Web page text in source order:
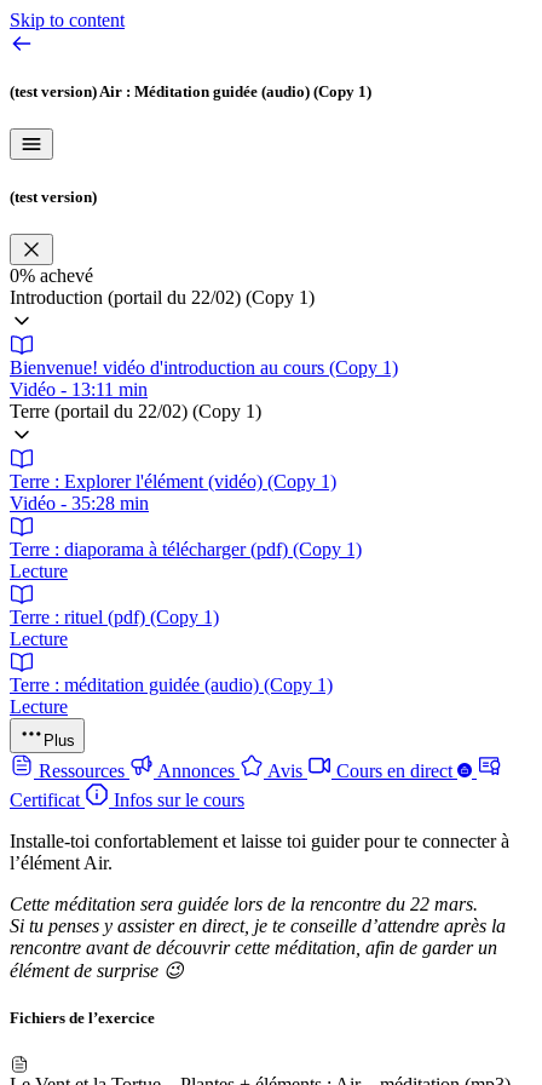
Skip to content
(test version)Air : Méditation guidée (audio) (Copy 1)
(test version)
0% achevé
Introduction (portail du 22/02) (Copy 1)
Bienvenue! vidéo d'introduction au cours (Copy 1)
Vidéo - 13:11 min
Terre (portail du 22/02) (Copy 1)
Terre : Explorer l'élément (vidéo) (Copy 1)
Vidéo - 35:28 min
Terre : diaporama à télécharger (pdf) (Copy 1)
Lecture
Terre : rituel (pdf) (Copy 1)
Lecture
Terre : méditation guidée (audio) (Copy 1)
Lecture
Plus
Ressources Annonces Avis
Cours en direct
Certificat
Infos sur le cours
Installe-toi confortablement et laisse toi guider pour te connecter à
l’élément Air.
Cette méditation sera guidée lors de la rencontre du 22 mars.
Si tu penses y assister en direct, je te conseille d’attendre après la
rencontre avant de découvrir cette méditation, afin de garder un
élément de surprise 😉
Fichiers de l’exercice